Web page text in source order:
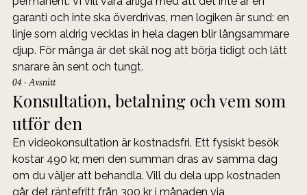
garanti och inte ska överdrivas, men logiken är sund: en
linje som aldrig vecklas in hela dagen blir långsammare
djup. För många är det skäl nog att börja tidigt och lätt
snarare än sent och tungt.
04 · Avsnitt
Konsultation, betalning och vem som
utför den
En videokonsultation är kostnadsfri. Ett fysiskt besök
kostar 490 kr, men den summan dras av samma dag
om du väljer att behandla. Vill du dela upp kostnaden
går det räntefritt från 300 kr i månaden via